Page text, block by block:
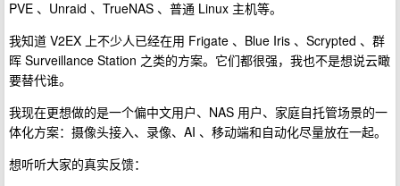
PVE 、Unraid 、TrueNAS 、普通 Linux 主机等。
我知道 V2EX 上不少人已经在用 Frigate 、Blue Iris 、Scrypted 、群
晖 Surveillance Station 之类的方案。它们都很强，我也不是想说云瞰
要替代谁。
我现在更想做的是一个偏中文用户、NAS 用户、家庭自托管场景的一
体化方案：摄像头接入、录像、AI 、移动端和自动化尽量放在一起。
想听听大家的真实反馈：